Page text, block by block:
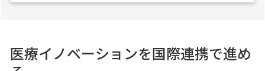
医療イノベーションを国際連携で進め